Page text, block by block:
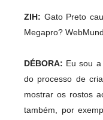
ZIH: Gato Preto
Megapro?
DÉBORA: Eu sou
do processo de
mostrar os rostos
também, por